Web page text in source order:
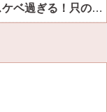
影山優佳、赤ランジェリー×網タイツがスケベ過ぎる！只の痴女だろ・・・